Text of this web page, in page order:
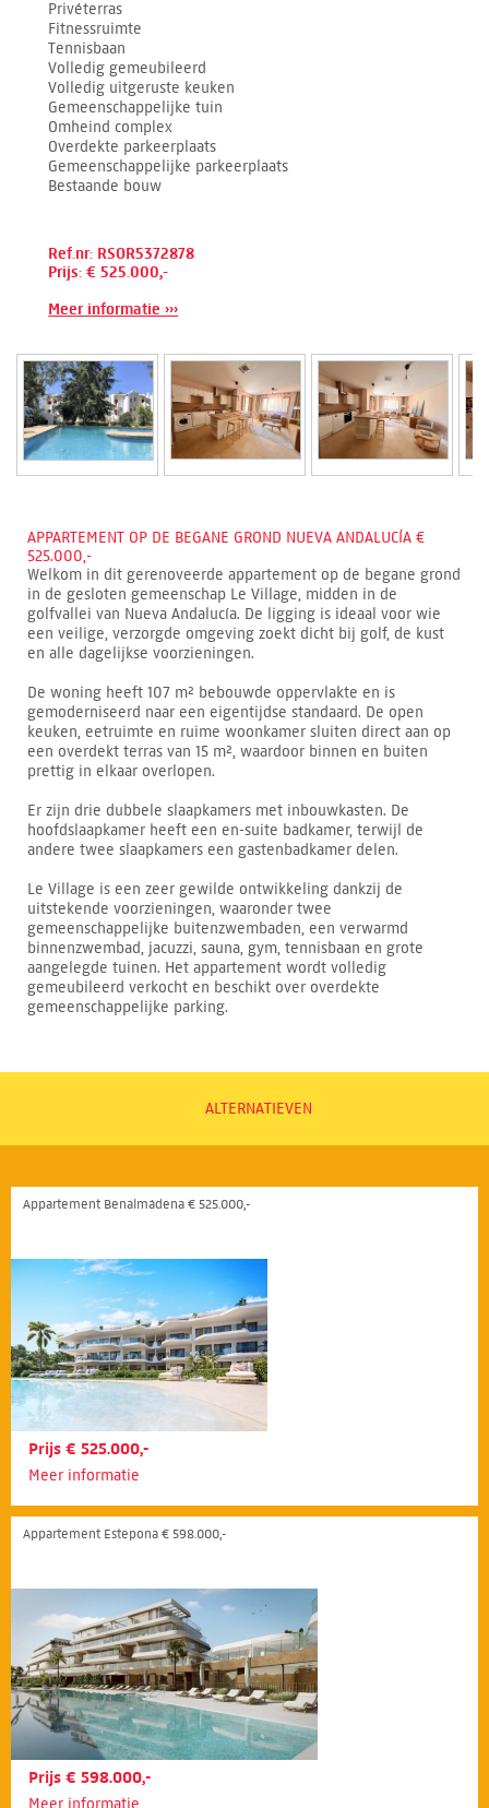
Privéterras
Fitnessruimte
Tennisbaan
Volledig gemeubileerd
Volledig uitgeruste keuken
Gemeenschappelijke tuin
Omheind complex
Overdekte parkeerplaats
Gemeenschappelijke parkeerplaats
Bestaande bouw
Ref.nr: RSOR5372878
Prijs: € 525.000,-
Meer informatie ›››
APPARTEMENT OP DE BEGANE GROND NUEVA ANDALUCÍA €
525.000,-
Welkom in dit gerenoveerde appartement op de begane grond
in de gesloten gemeenschap Le Village, midden in de
golfvallei van Nueva Andalucía. De ligging is ideaal voor wie
een veilige, verzorgde omgeving zoekt dicht bij golf, de kust
en alle dagelijkse voorzieningen.
De woning heeft 107 m² bebouwde oppervlakte en is
gemoderniseerd naar een eigentijdse standaard. De open
keuken, eetruimte en ruime woonkamer sluiten direct aan op
een overdekt terras van 15 m², waardoor binnen en buiten
prettig in elkaar overlopen.
Er zijn drie dubbele slaapkamers met inbouwkasten. De
hoofdslaapkamer heeft een en-suite badkamer, terwijl de
andere twee slaapkamers een gastenbadkamer delen.
Le Village is een zeer gewilde ontwikkeling dankzij de
uitstekende voorzieningen, waaronder twee
gemeenschappelijke buitenzwembaden, een verwarmd
binnenzwembad, jacuzzi, sauna, gym, tennisbaan en grote
aangelegde tuinen. Het appartement wordt volledig
gemeubileerd verkocht en beschikt over overdekte
gemeenschappelijke parking.
ALTERNATIEVEN
Appartement Benalmádena € 525.000,-
Prijs € 525.000,-
Meer informatie
Appartement Estepona € 598.000,-
Prijs € 598.000,-